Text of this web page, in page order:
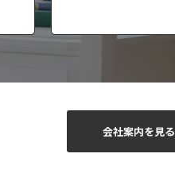
会社案内を見る